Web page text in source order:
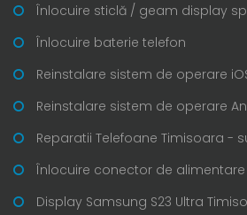
Înlocuire sticlă / geam display
Înlocuire baterie telefon
Reinstalare sistem de operare
Reinstalare sistem de operare
Reparatii Telefoane Timisoara -
Înlocuire conector de alimentare
Display Samsung S23 Ultra